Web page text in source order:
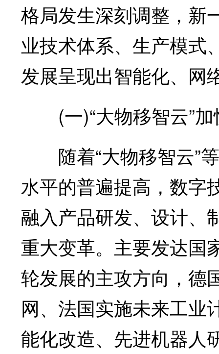
格局发生深刻调整，新
业技术体系、生产模式
发展呈现出智能化、网
(一)“大物移智云”加
随着“大物移智云”等
水平的普遍提高，数字
融入产品研发、设计、
重大变革。主要发达国
轮发展的主攻方向，德
网、法国实施未来工业
能化改造、先进机器人